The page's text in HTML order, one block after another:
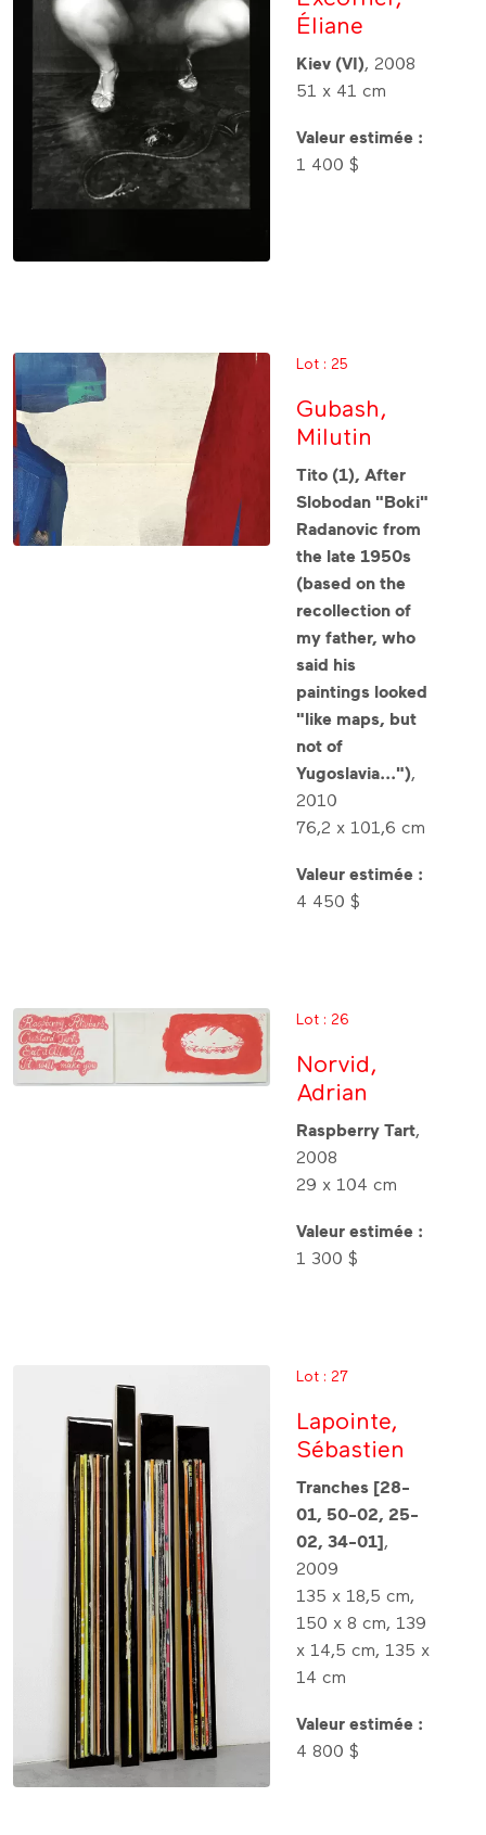
Éliane
Kiev (VI), 2008
51 x 41 cm
Valeur estimée :
1 400 $
Lot : 25
Gubash,
Milutin
Tito (1), After
Slobodan "Boki"
Radanovic from
the late 1950s
(based on the
recollection of
my father, who
said his
paintings looked
"like maps, but
not of
Yugoslavia..."),
2010
76,2 x 101,6 cm
Valeur estimée :
4 450 $
Lot : 26
Norvid,
Adrian
Raspberry Tart,
2008
29 x 104 cm
Valeur estimée :
1 300 $
Lot : 27
Lapointe,
Sébastien
Tranches [28-
01, 50-02, 25-
02, 34-01],
2009
135 x 18,5 cm,
150 x 8 cm, 139
x 14,5 cm, 135 x
14 cm
Valeur estimée :
4 800 $